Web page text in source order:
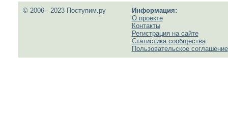
© 2006 - 2023 Поступим.ру
Информация:
О проекте
Контакты
Регистрация на сайте
Статистика сообщества
Пользовательское соглашение